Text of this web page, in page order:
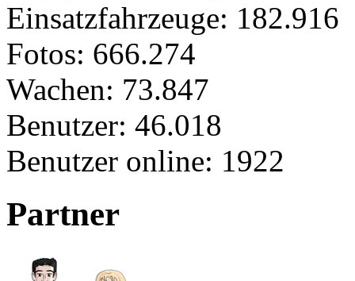
Einsatzfahrzeuge: 182.916
Fotos: 666.274
Wachen: 73.847
Benutzer: 46.018
Benutzer online: 1922
Partner